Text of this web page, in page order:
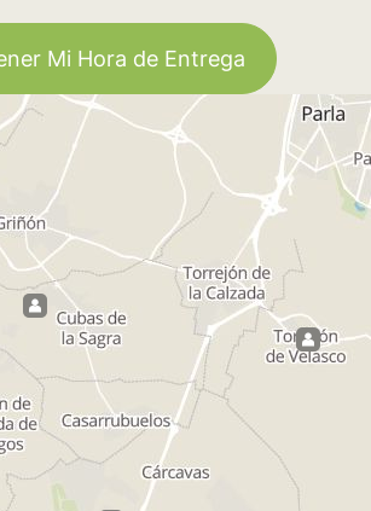
Mi Hora de Entrega